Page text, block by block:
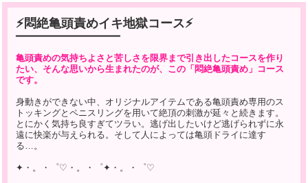
⚡悶絶亀頭責めイキ地獄コース⚡
━━━━━━━━━━━━━━━━━━━
亀頭責めの気持ちよさと苦しさを限界まで引き出したコースを作り
たい、そんな思いから生まれたのが、この「悶絶亀頭責め」コース
です。
身動きができない中、オリジナルアイテムである亀頭責め専用のス
トッキングとペニスリングを用いて絶頂の刺激が延々と続きます。
とにかく気持ち良すぎてツラい。逃げ出したいけど逃げられずに永
遠に快楽が与えられる。そして人によっては亀頭ドライに達す
る…。
✦・。・゜♡・。・゜✦・。・゜♡